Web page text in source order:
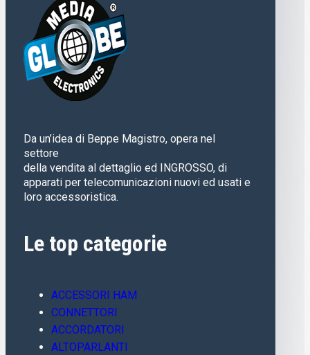
Da un’idea di Beppe Magistro, opera nel
settore
della vendita al dettaglio ed INGROSSO, di
apparati per telecomunicazioni nuovi ed usati e
loro accessoristica.
Le top categorie
ACCESSORI HAM
CONNETTORI
ACCORDATORI
ALTOPARLANTI